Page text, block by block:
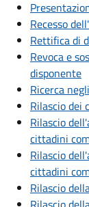
Recesso
Rettifica di
Revoca e
disponente
Ricerca
Rilascio dei
Rilascio
cittadini
Rilascio
cittadini
Rilascio